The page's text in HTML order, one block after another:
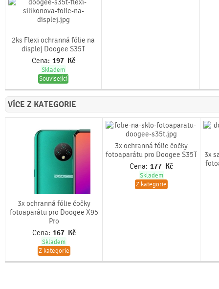
2ks Flexi ochranná fólie na
displej Doogee S35T
Cena: 197 Kč
Skladem
Související
VÍCE Z KATEGORIE
3x ochranná fólie čočky
fotoaparátu pro Doogee X95
Pro
Cena: 167 Kč
Skladem
Z kategorie
3x ochranná fólie čočky
fotoaparátu pro Doogee S35T
Cena: 177 Kč
Skladem
Z kategorie
3x